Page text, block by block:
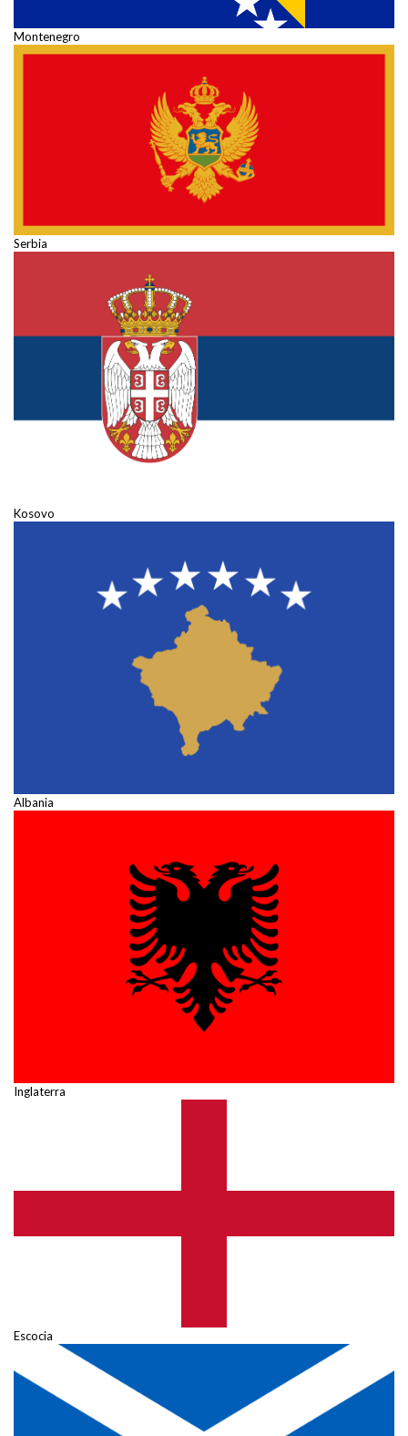
Montenegro
Serbia
Kosovo
Albania
Inglaterra
Escocia